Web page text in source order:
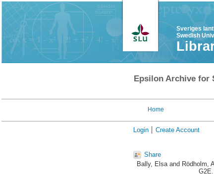
Sveriges
Swedish
Epsilon Archive for
Home
Login Create Account
Share
Bally, Elsaand Rödholm,